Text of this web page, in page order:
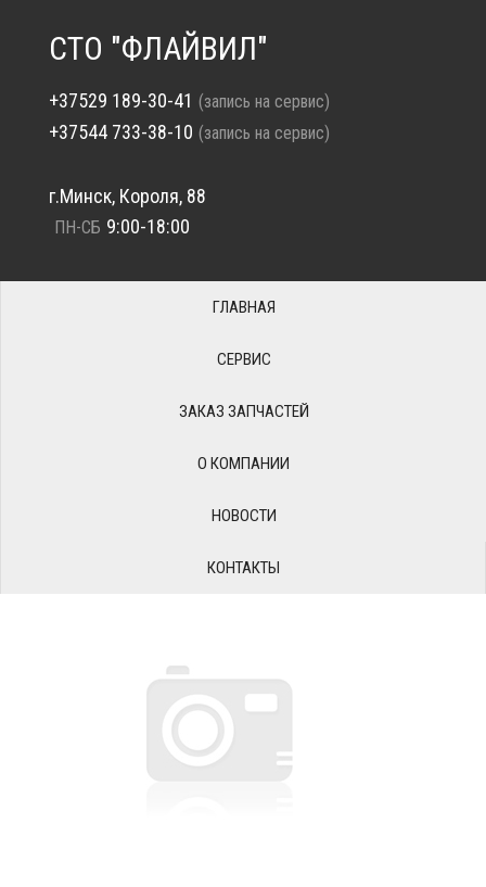
СТО "ФЛАЙВИЛ"
+37529 189-30-41 (запись на сервис)
+37544 733-38-10 (запись на сервис)
г.Минск, Короля, 88
ПН-СБ 9:00-18:00
ГЛАВНАЯ
СЕРВИС
ЗАКАЗ ЗАПЧАСТЕЙ
О КОМПАНИИ
НОВОСТИ
КОНТАКТЫ